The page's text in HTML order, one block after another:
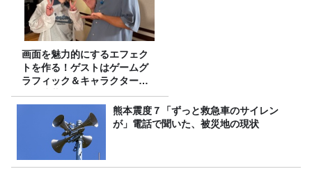
画面を魅力的にするエフェク
トを作る！ゲストはゲームグ
ラフィック＆キャラクター専
攻の遠藤里桜さん！
熊本震度７「ずっと救急車のサイレン
が」電話で聞いた、被災地の現状